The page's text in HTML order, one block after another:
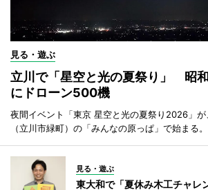
見る・遊ぶ
立川で「星空と光の夏祭り」 昭
にドローン500機
夜間イベント「東京 星空と光の夏祭り2026」
（立川市緑町）の「みんなの原っぱ」で始まる。
見る・遊ぶ
東大和で「夏休み木工チャ